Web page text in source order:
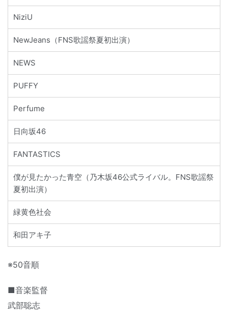
NiziU
NewJeans（FNS歌謡祭夏初出演）
NEWS
PUFFY
Perfume
日向坂46
FANTASTICS
僕が見たかった青空（乃木坂46公式ライバル。FNS歌謡祭
夏初出演）
緑黄色社会
和田アキ子
※50音順
■音楽監督
武部聡志